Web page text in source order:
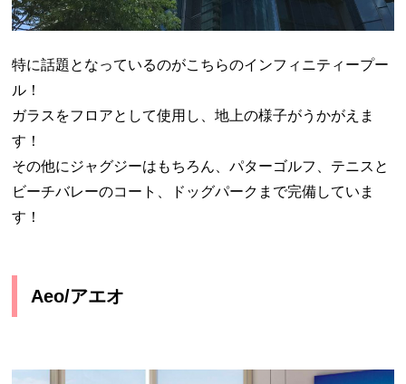
特に話題となっているのがこちらのインフィニティープー
ル！
ガラスをフロアとして使用し、地上の様子がうかがえま
す！
その他にジャグジーはもちろん、パターゴルフ、テニスと
ビーチバレーのコート、ドッグパークまで完備していま
す！
Aeo/アエオ